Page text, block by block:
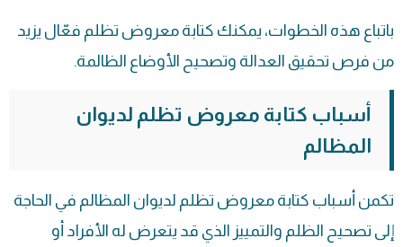
باتباع هذه الخطوات، يمكنك كتابة معروض تظلم فعّال يزيد
من فرص تحقيق العدالة وتصحيح الأوضاع الظالمة.
أسباب كتابة معروض تظلم لديوان
المظالم
تكمن أسباب كتابة معروض تظلم لديوان المظالم في الحاجة
إلى تصحيح الظلم والتمييز الذي قد يتعرض له الأفراد أو